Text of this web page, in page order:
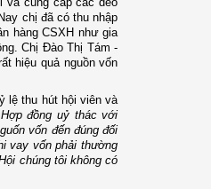
chị đã có thu nhập
hàng CSXH như gia
Chị Đào Thị Tám -
hiệu quả nguồn vốn
lệ thu hút hội viên và
đồng uỷ thác với
vốn đến đúng đối
vay vốn phải thường
chúng tôi không có